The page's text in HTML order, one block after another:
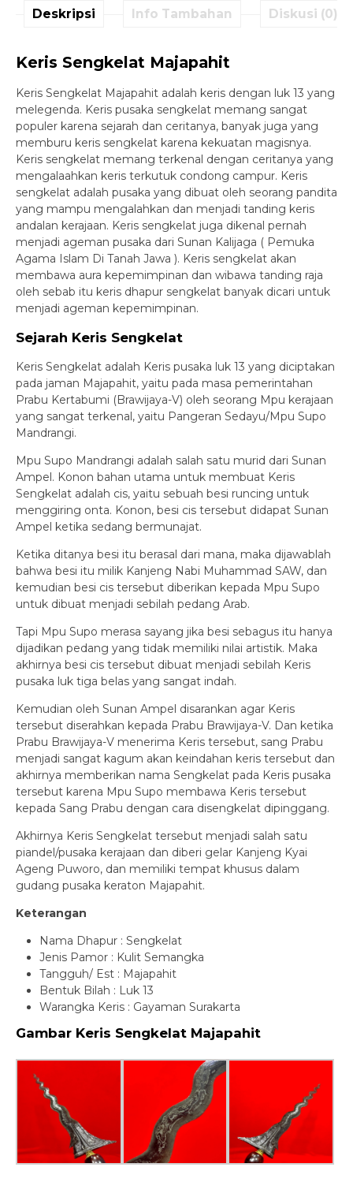
Deskripsi Info Tambahan Diskusi (0)
Keris Sengkelat Majapahit
Keris Sengkelat Majapahit adalah keris dengan luk 13 yang
melegenda. Keris pusaka sengkelat memang sangat
populer karena sejarah dan ceritanya, banyak juga yang
memburu keris sengkelat karena kekuatan magisnya.
Keris sengkelat memang terkenal dengan ceritanya yang
mengalaahkan keris terkutuk condong campur. Keris
sengkelat adalah pusaka yang dibuat oleh seorang pandita
yang mampu mengalahkan dan menjadi tanding keris
andalan kerajaan. Keris sengkelat juga dikenal pernah
menjadi ageman pusaka dari Sunan Kalijaga ( Pemuka
Agama Islam Di Tanah Jawa ). Keris sengkelat akan
membawa aura kepemimpinan dan wibawa tanding raja
oleh sebab itu keris dhapur sengkelat banyak dicari untuk
menjadi ageman kepemimpinan.
Sejarah Keris Sengkelat
Keris Sengkelat adalah Keris pusaka luk 13 yang diciptakan
pada jaman Majapahit, yaitu pada masa pemerintahan
Prabu Kertabumi (Brawijaya-V) oleh seorang Mpu kerajaan
yang sangat terkenal, yaitu Pangeran Sedayu/Mpu Supo
Mandrangi.
Mpu Supo Mandrangi adalah salah satu murid dari Sunan
Ampel. Konon bahan utama untuk membuat Keris
Sengkelat adalah cis, yaitu sebuah besi runcing untuk
menggiring onta. Konon, besi cis tersebut didapat Sunan
Ampel ketika sedang bermunajat.
Ketika ditanya besi itu berasal dari mana, maka dijawablah
bahwa besi itu milik Kanjeng Nabi Muhammad SAW, dan
kemudian besi cis tersebut diberikan kepada Mpu Supo
untuk dibuat menjadi sebilah pedang Arab.
Tapi Mpu Supo merasa sayang jika besi sebagus itu hanya
dijadikan pedang yang tidak memiliki nilai artistik. Maka
akhirnya besi cis tersebut dibuat menjadi sebilah Keris
pusaka luk tiga belas yang sangat indah.
Kemudian oleh Sunan Ampel disarankan agar Keris
tersebut diserahkan kepada Prabu Brawijaya-V. Dan ketika
Prabu Brawijaya-V menerima Keris tersebut, sang Prabu
menjadi sangat kagum akan keindahan keris tersebut dan
akhirnya memberikan nama Sengkelat pada Keris pusaka
tersebut karena Mpu Supo membawa Keris tersebut
kepada Sang Prabu dengan cara disengkelat dipinggang.
Akhirnya Keris Sengkelat tersebut menjadi salah satu
piandel/pusaka kerajaan dan diberi gelar Kanjeng Kyai
Ageng Puworo, dan memiliki tempat khusus dalam
gudang pusaka keraton Majapahit.
Keterangan
Nama Dhapur : Sengkelat
Jenis Pamor : Kulit Semangka
Tangguh/ Est : Majapahit
Bentuk Bilah : Luk 13
Warangka Keris : Gayaman Surakarta
Gambar Keris Sengkelat Majapahit